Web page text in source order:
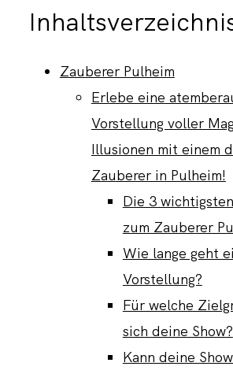
Zauberer Pulheim
Erlebe eine
Vorstellung voller
Illusionen mit einem
Zauberer in Pulheim!
Die 3
zum Zauberer
Wie lange geht
Vorstellung?
Für welche
sich deine Show?
Kann deine
FAQ
KONTAKT